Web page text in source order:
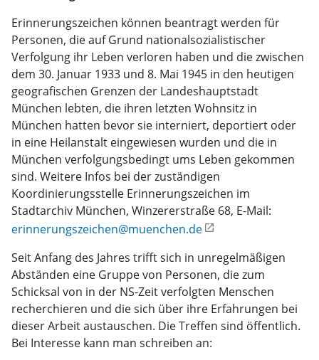
Erinnerungszeichen können beantragt werden für
Personen, die auf Grund nationalsozialistischer
Verfolgung ihr Leben verloren haben und die zwischen
dem 30. Januar 1933 und 8. Mai 1945 in den heutigen
geografischen Grenzen der Landeshauptstadt
München lebten, die ihren letzten Wohnsitz in
München hatten bevor sie interniert, deportiert oder
in eine Heilanstalt eingewiesen wurden und die in
München verfolgungsbedingt ums Leben gekommen
sind. Weitere Infos bei der zuständigen
Koordinierungsstelle Erinnerungszeichen im
Stadtarchiv München, Winzererstraße 68, E-Mail:
erinnerungszeichen@muenchen.de
Seit Anfang des Jahres trifft sich in unregelmäßigen
Abständen eine Gruppe von Personen, die zum
Schicksal von in der NS-Zeit verfolgten Menschen
recherchieren und die sich über ihre Erfahrungen bei
dieser Arbeit austauschen. Die Treffen sind öffentlich.
Bei Interesse kann man schreiben an: